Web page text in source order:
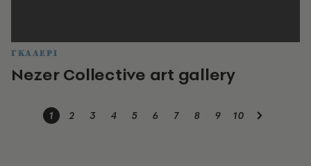
ΓΚΑΛΕΡΙ
Νezer Collective art gallery
1 2 3 4 5 6 7 8 9 10